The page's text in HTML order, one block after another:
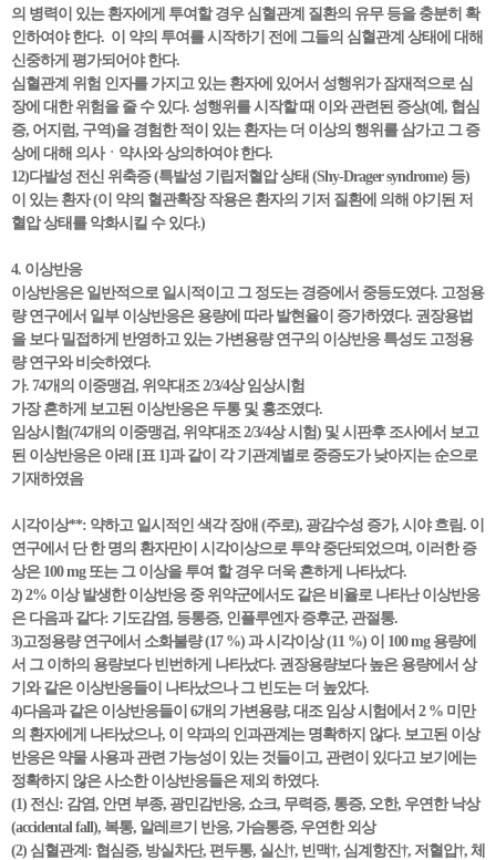
의 병력이 있는 환자에게 투여할 경우 심혈관계 질환의 유무 등을 충분히 확
인하여야 한다. 이 약의 투여를 시작하기 전에 그들의 심혈관계 상태에 대해
신중하게 평가되어야 한다.
심혈관계 위험 인자를 가지고 있는 환자에 있어서 성행위가 잠재적으로 심
장에 대한 위험을 줄 수 있다. 성행위를 시작할 때 이와 관련된 증상(예, 협심
증, 어지럼, 구역)을 경험한 적이 있는 환자는 더 이상의 행위를 삼가고 그 증
상에 대해 의사ㆍ약사와 상의하여야 한다.
12)다발성 전신 위축증 (특발성 기립저혈압 상태 (Shy-Drager syndrome) 등)
이 있는 환자 (이 약의 혈관확장 작용은 환자의 기저 질환에 의해 야기된 저
혈압 상태를 악화시킬 수 있다.)
4. 이상반응
이상반응은 일반적으로 일시적이고 그 정도는 경증에서 중등도였다. 고정용
량 연구에서 일부 이상반응은 용량에 따라 발현율이 증가하였다. 권장용법
을 보다 밀접하게 반영하고 있는 가변용량 연구의 이상반응 특성도 고정용
량 연구와 비슷하였다.
가. 74개의 이중맹검, 위약대조 2/3/4상 임상시험
가장 흔하게 보고된 이상반응은 두통 및 홍조였다.
임상시험(74개의 이중맹검, 위약대조 2/3/4상 시험) 및 시판후 조사에서 보고
된 이상반응은 아래 [표 1]과 같이 각 기관계별로 중증도가 낮아지는 순으로
기재하였음
시각이상**: 약하고 일시적인 색각 장애 (주로), 광감수성 증가, 시야 흐림. 이
연구에서 단 한 명의 환자만이 시각이상으로 투약 중단되었으며, 이러한 증
상은 100 mg 또는 그 이상을 투여 할 경우 더욱 흔하게 나타났다.
2) 2% 이상 발생한 이상반응 중 위약군에서도 같은 비율로 나타난 이상반응
은 다음과 같다: 기도감염, 등통증, 인플루엔자 증후군, 관절통.
3)고정용량 연구에서 소화불량 (17 %) 과 시각이상 (11 %) 이 100 mg 용량에
서 그 이하의 용량보다 빈번하게 나타났다. 권장용량보다 높은 용량에서 상
기와 같은 이상반응들이 나타났으나 그 빈도는 더 높았다.
4)다음과 같은 이상반응들이 6개의 가변용량, 대조 임상 시험에서 2 % 미만
의 환자에게 나타났으나, 이 약과의 인과관계는 명확하지 않다. 보고된 이상
반응은 약물 사용과 관련 가능성이 있는 것들이고, 관련이 있다고 보기에는
정확하지 않은 사소한 이상반응들은 제외 하였다.
(1) 전신: 감염, 안면 부종, 광민감반응, 쇼크, 무력증, 통증, 오한, 우연한 낙상
(accidental fall), 복통, 알레르기 반응, 가슴통증, 우연한 외상
(2) 심혈관계: 협심증, 방실차단, 편두통, 실신†, 빈맥†, 심계항진†, 저혈압†, 체